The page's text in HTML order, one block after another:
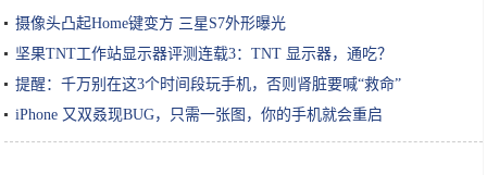
摄像头凸起Home键变方 三星S7外形曝光
坚果TNT工作站显示器评测连载3：TNT 显示器，通吃？
提醒：千万别在这3个时间段玩手机，否则肾脏要喊“救命”
iPhone 又双叒现BUG，只需一张图，你的手机就会重启